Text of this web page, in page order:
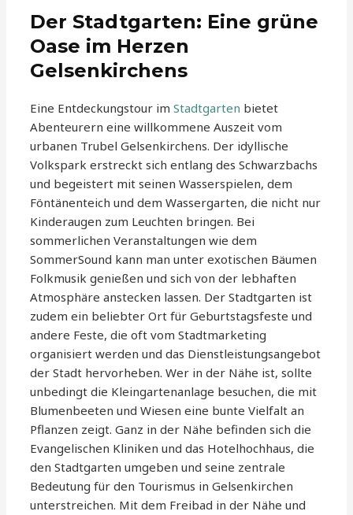
Der Stadtgarten: Eine grüne
Oase im Herzen
Gelsenkirchens
Eine Entdeckungstour imStadtgarten bietet
Abenteurern eine willkommene Auszeit vom
urbanen Trubel Gelsenkirchens. Der idyllische
Volkspark erstreckt sich entlang des Schwarzbachs
und begeistert mit seinen Wasserspielen, dem
Föntänenteich und dem Wassergarten, die nicht nur
Kinderaugen zum Leuchten bringen. Bei
sommerlichen Veranstaltungen wie dem
SommerSound kann man unter exotischen Bäumen
Folkmusik genießen und sich von der lebhaften
Atmosphäre anstecken lassen. Der Stadtgarten ist
zudem ein beliebter Ort für Geburtstagsfeste und
andere Feste, die oft vom Stadtmarketing
organisiert werden und das Dienstleistungsangebot
der Stadt hervorheben. Wer in der Nähe ist, sollte
unbedingt die Kleingartenanlage besuchen, die mit
Blumenbeeten und Wiesen eine bunte Vielfalt an
Pflanzen zeigt. Ganz in der Nähe befinden sich die
Evangelischen Kliniken und das Hotelhochhaus, die
den Stadtgarten umgeben und seine zentrale
Bedeutung für den Tourismus in Gelsenkirchen
unterstreichen. Mit dem Freibad in der Nähe und